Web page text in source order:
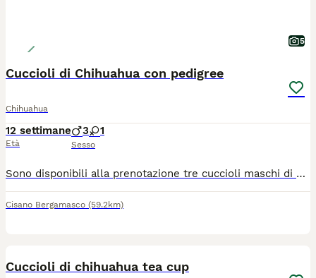
5
Cuccioli di Chihuahua con pedigree
Chihuahua
12 settimane
Età
3 1
Sesso
Sono disponibili alla prenotazione tre cuccioli maschi di Chihuahua nati il 15 maggio 2026. Verranno affidati alla famiglia dai 75 giorni in poi. Tutti avranno pedigree ENCI, iscrizione Anagrafe Canina, certificato veterinario di buona salute, microchip, vaccinazioni, sverminazioni, libretto sanitario e kit cucciolo "benvenuto a casa". I genitori sono testati per cuore, occhi e rotule, inoltre hanno entrambi test DNA esente per atrofia progressiva della retina, malattia ereditaria. Di tutti i certificati si rilascia copia. I cuccioli stanno crescendo in casa, a stretto contatto con la nostra famiglia e con le altre compagne della stessa razza ma anche diversa. Il nostro obiettivo è poter affidare a famiglie attente e amorevoli, cuccioli sani, equilibrati, ben socializzati e coccoloni. Svolgiamo pratica per il passaggio di proprietà, seguiamo l'inserimento in famiglia e diamo la nostra disponibilità anche in futuro. Per maggiori informazioni telefonare al 340/0574526.
Cisano Bergamasco (59.2km)
Cuccioli di chihuahua tea cup